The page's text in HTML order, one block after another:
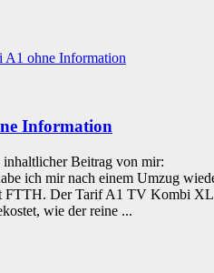
A1 ohne Information
Information
Beitrag von mir:
ich mir nach einem Umzug
FTTH. Der Tarif A1 TV Kombi
wie der reine ...